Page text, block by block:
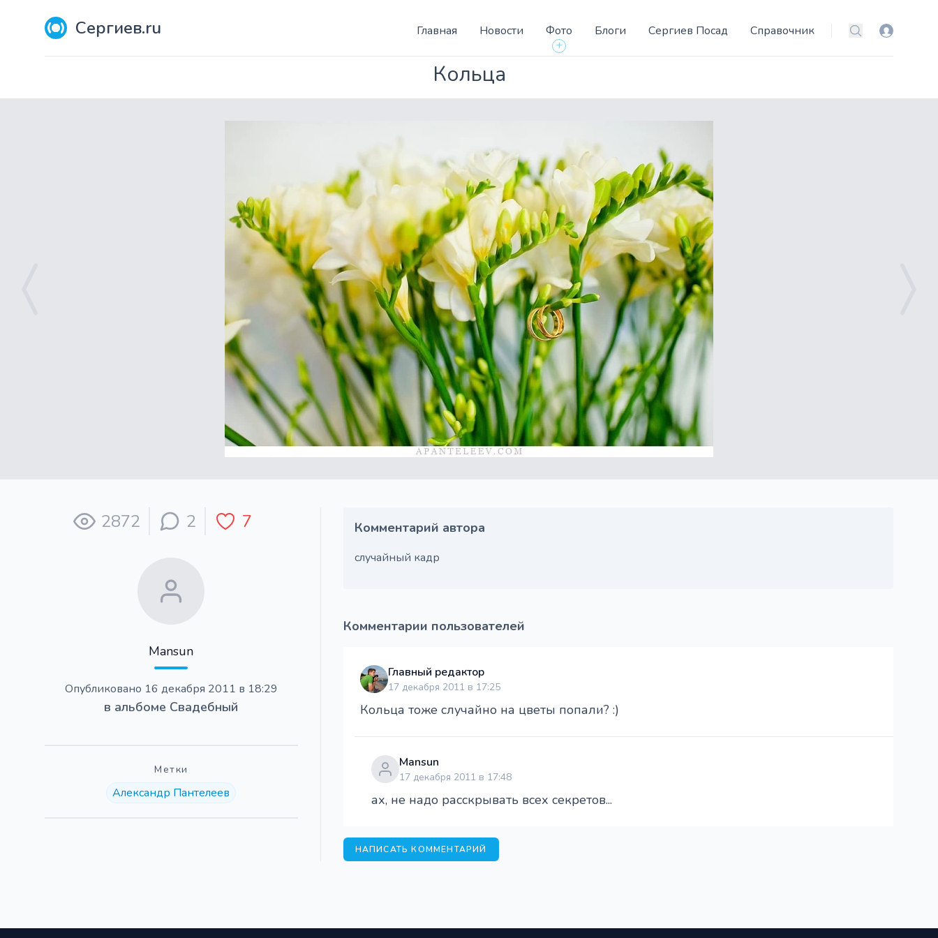
Сергиев.ru Главная Новости
Фото
+
Блоги Сергиев Посад Справочник Поиск Вход
Кольца
2872 2 7
Mansun
Опубликовано 16 декабря 2011 в 18:29
в альбоме Свадебный
Метки
Александр Пантелеев
Комментарий автора
случайный кадр
Комментарии пользователей
Главный редактор
17 декабря 2011 в 17:25
Кольца тоже случайно на цветы попали? :)
Mansun
17 декабря 2011 в 17:48
ах, не надо расскрывать всех секретов...
НАПИСАТЬ КОММЕНТАРИЙ